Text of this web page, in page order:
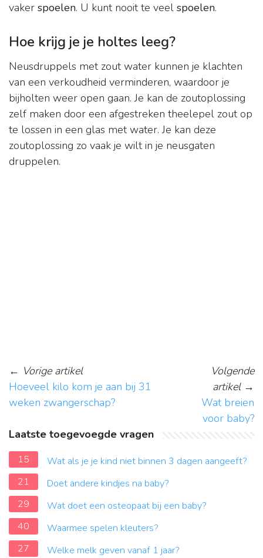
vaker spoelen. U kunt nooit te veel spoelen.
Hoe krijg je je holtes leeg?
Neusdruppels met zout water kunnen je klachten
van een verkoudheid verminderen, waardoor je
bijholten weer open gaan. Je kan de zoutoplossing
zelf maken door een afgestreken theelepel zout op
te lossen in een glas met water. Je kan deze
zoutoplossing zo vaak je wilt in je neusgaten
druppelen.
← Vorige artikel
Hoeveel kilo kom je aan bij 31
weken zwangerschap?
Volgende
artikel→
Wat breien
voor baby?
Laatste toegevoegde vragen
15
Wat als je je kind niet binnen 3 dagen aangeeft?
21
Doet andere kindjes na baby?
29
Wat doet een osteopaat bij een baby?
40
Waarmee spelen kleuters?
27
Welke melk geven vanaf 1 jaar?